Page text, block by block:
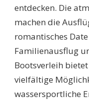
entdecken. Die
machen die
romantisches
Familienausflug
Bootsverleih
vielfältige
wassersportliche